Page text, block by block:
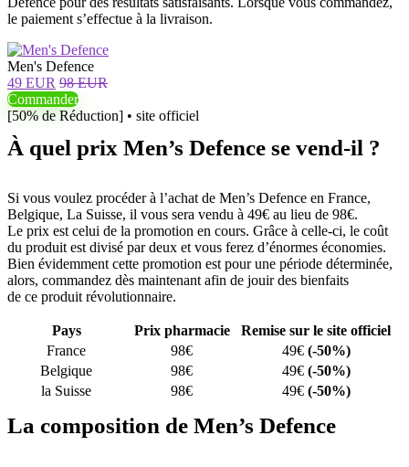
le paiement s’effectue à la livraison.
Men's Defence
49 EUR 98 EUR
Commander
[50% de Réduction] • site officiel
À quel prix Men’s Defence se vend-il ?
Si vous voulez procéder à l’achat de Men’s Defence en France,
Belgique, La Suisse, il vous sera vendu à 49€ au lieu de 98€.
Le prix est celui de la promotion en cours. Grâce à celle-ci, le coût
du produit est divisé par deux et vous ferez d’énormes économies.
Bien évidemment cette promotion est pour une période déterminée,
alors, commandez dès maintenant afin de jouir des bienfaits
de ce produit révolutionnaire.
Pays Prix pharmacie
Remise sur le site officiel
France
98€ 49€ (-50%)
Belgique
98€ 49€ (-50%)
la Suisse
98€ 49€ (-50%)
La composition de Men’s Defence